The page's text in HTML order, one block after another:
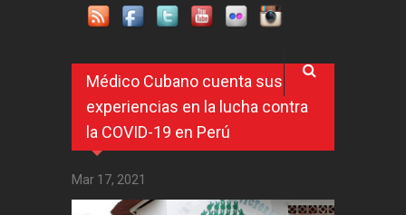
Médico Cubano cuenta sus
experiencias en la lucha contra
la COVID-19 en Perú
Mar 17, 2021